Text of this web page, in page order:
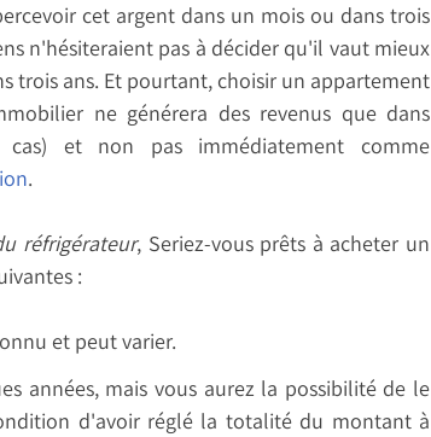
cet argent dans un mois ou dans trois
n'hésiteraient pas à décider qu'il vaut mieux
trois ans. Et pourtant, choisir un appartement
ne générera des revenus que dans
et non pas immédiatement comme
.
réfrigérateur, Seriez-vous prêts à acheter un
:
et peut varier.
années, mais vous aurez la possibilité de le
d'avoir réglé la totalité du montant à